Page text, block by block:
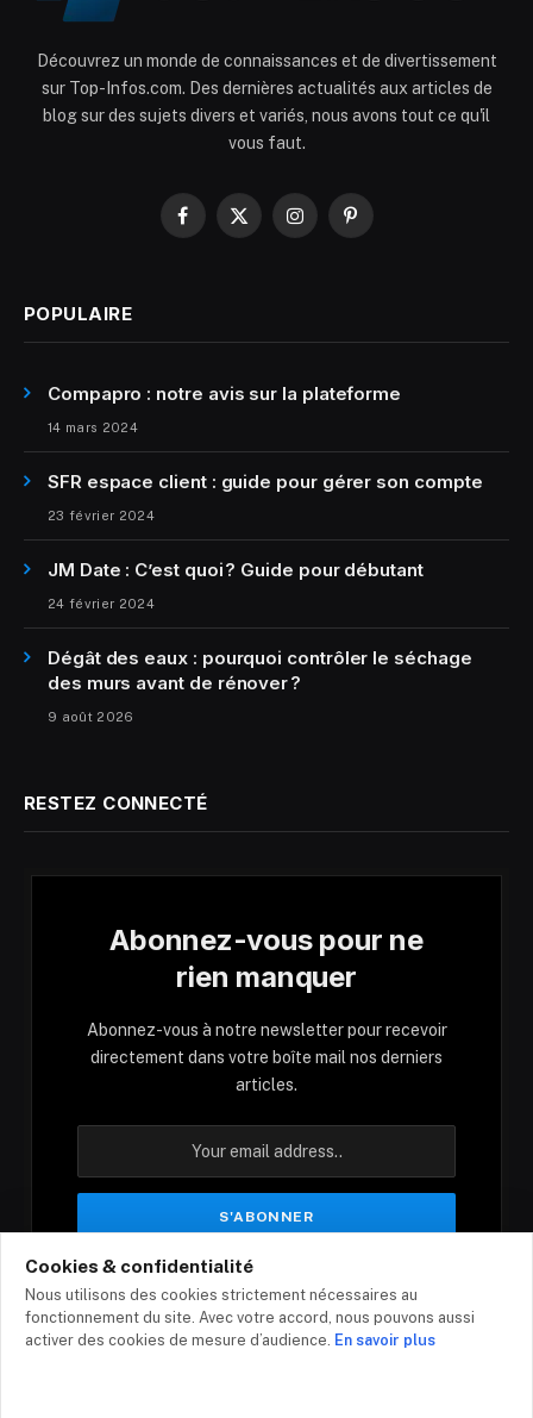
Découvrez un monde de connaissances et de divertissement
sur Top-Infos.com. Des dernières actualités aux articles de
blog sur des sujets divers et variés, nous avons tout ce qu'il
vous faut.
Facebook
X
InstagramPinterest
POPULAIRE
Compapro : notre avis sur la plateforme
14 mars 2024
SFR espace client : guide pour gérer son compte
23 février 2024
JM Date : C’est quoi ? Guide pour débutant
24 février 2024
Dégât des eaux : pourquoi contrôler le séchage
des murs avant de rénover ?
9 août 2026
RESTEZ CONNECTÉ
Abonnez-vous pour ne
rien manquer
Abonnez-vous à notre newsletter pour recevoir
directement dans votre boîte mail nos derniers
articles.
En vous inscrivant, vous acceptez nos conditions
et notre politique de confidentialité.
Cookies & confidentialité
Nous utilisons des cookies strictement nécessaires au
fonctionnement du site. Avec votre accord, nous pouvons aussi
activer des cookies de mesure d’audience. En savoir plus